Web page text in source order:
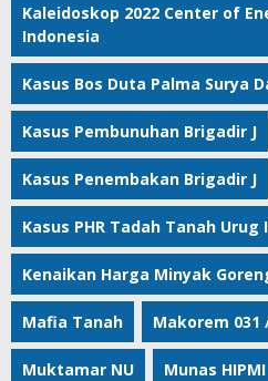
Kaleidoskop 2022 Center of
Indonesia
Kasus Bos Duta Palma Surya
Kasus Pembunuhan Brigadir J
Kasus Penembakan Brigadir J
Kasus PHR Tadah Tanah Urug
Kenaikan Harga Minyak
Mafia Tanah Makorem
Muktamar NU Munas HIPMI